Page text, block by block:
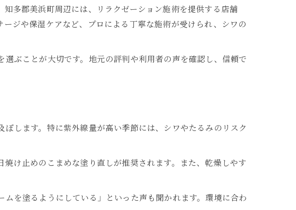
まとめ
挑戦しよう
の選び方
ケアを両立
肌づくり習慣
アの工夫
のシワ予防法
多郡美浜町周辺には、リラクゼーション施術を提供する店舗
ジや保湿ケアなど、プロによる丁寧な施術が受けられ、シワの
ぶことが大切です。地元の評判や利用者の声を確認し、信頼で
します。特に紫外線量が高い季節には、シワやたるみのリスク
け止めのこまめな塗り直しが推奨されます。また、乾燥しやす
を塗るようにしている」といった声も聞かれます。環境に合わ